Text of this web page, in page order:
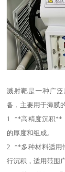
溅射靶是一种广
备，主要用于薄膜
1. **高精度沉积**
的厚度和组成。
2. **多种材料适用
行沉积，适用范围